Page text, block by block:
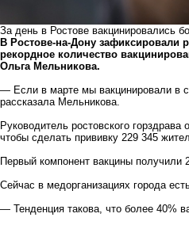
За день в Ростове вакцинировались
В Ростове-на-Дону зафиксировали
рекордное количество
Ольга Мельникова.
— Если в марте мы вакцинировали в
рассказала Мельникова.
Руководитель ростовского
чтобы сделать прививку 229 345
Первый компонент вакцины получили
Сейчас в медорганизациях города
— Тенденция такова, что более 40%